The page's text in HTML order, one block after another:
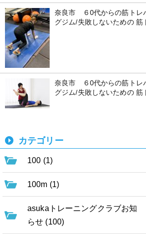
奈良市 ６0代からの筋トレ
グジム/失敗しないための
奈良市 ６0代からの筋トレ
グジム/失敗しないための
カテゴリー
100 (1)
100m (1)
asukaトレーニングクラブお知
らせ (100)